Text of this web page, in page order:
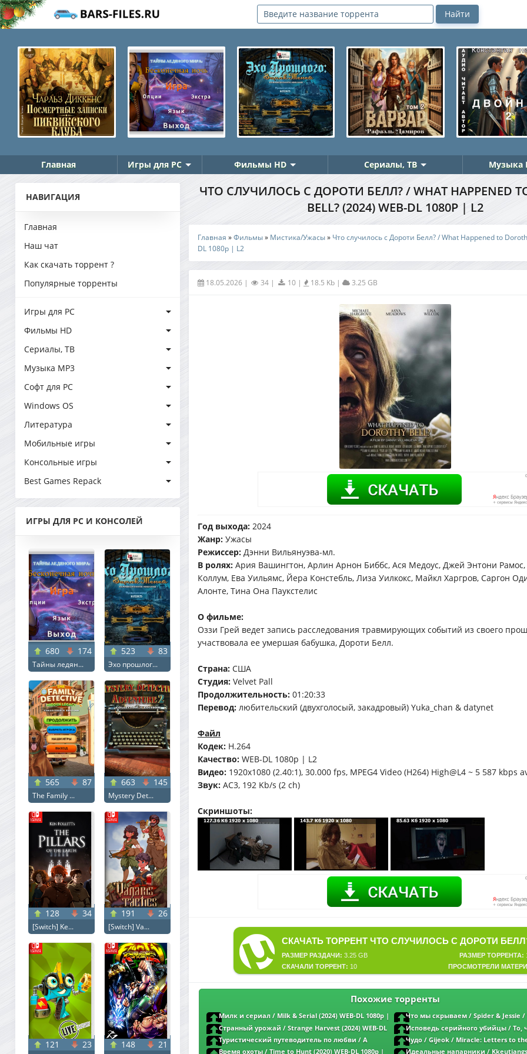
Главная Игры для PC Фильмы HD Сериалы, ТВ Музыка
НАВИГАЦИЯ
Главная
Наш чат
Как скачать торрент ?
Популярные торренты
Игры для PC
Фильмы HD
Сериалы, ТВ
Музыка MP3
Софт для PC
Windows OS
Литература
Мобильные игры
Консольные игры
Best Games Repack
ИГРЫ ДЛЯ PC И КОНСОЛЕЙ
680 174
Тайны ледян...
523 83
Эхо прошлог...
565 87
The Family ...
663 145
Mystery Det...
128 34
[Switch] Ke...
191 26
[Switch] Va...
121 23 148 21
ЧТО СЛУЧИЛОСЬ С ДОРОТИ БЕЛЛ? / WHAT HAPPENED
BELL? (2024) WEB-DL 1080P | L2
Главная »Фильмы» Мистика/Ужасы» Что случилось с Дороти Белл? / What Happened to
DL 1080p | L2
18.05.2026 | 34 | 10| 18.5 Kb| 3.25 GB
Год выхода: 2024
Жанр: Ужасы
Режиссер: Дэнни Вильянуэва-мл.
В ролях: Ария Вашингтон, Арлин Арнон Биббс, Ася Медоус, Джей Энтони
Коллум, Ева Уильямс, Йера Констебль, Лиза Уилкокс, Майкл Харгров, Саргон
Алонте, Тина Она Паукстелис
О фильме:
Оззи Грей ведет запись расследования травмирующих событий из своего
участвовала ее умершая бабушка, Дороти Белл.
Страна: США
Студия: Velvet Pall
Продолжительность: 01:20:33
Перевод: любительский (двухголосый, закадровый) Yuka_chan & datynet
Файл
Кодек: H.264
Качество: WEB-DL 1080p | L2
Видео: 1920x1080 (2.40:1), 30.000 fps, MPEG4 Video (H264) High@L4 ~ 5 587 kbps
Звук: AC3, 192 Kb/s (2 ch)
Скриншоты:
РАЗМЕР ТОРРЕНТА:
РАЗМЕР РАЗДАЧИ: 3.25 GB
ПРОСМОТРЕЛИ
СКАЧАЛИ ТОРРЕНТ: 10
Похожие торренты
Милк и сериал / Milk & Serial (2024) WEB-DL 1080p |
L2
Что мы скрываем / Spider & Jessie /
(2025) WEB-DL 1080p от New-Team | L |
Странный урожай / Strange Harvest (2024) WEB-DL
1080p | L2
Исповедь серийного убийцы / То,
What Remains (2022) WEB-DL 1080p | P
Туристический путеводитель по любви / A
Tourist’s Guide to Love (2023) WEB-DL 1080p от New-Team
Чудо / Gijeok / Miracle: Letters to
(2021) WEB-DL 1080p | L2
Время охоты / Time to Hunt (2020) WEB-DL 1080p |
Идеальные напарники /